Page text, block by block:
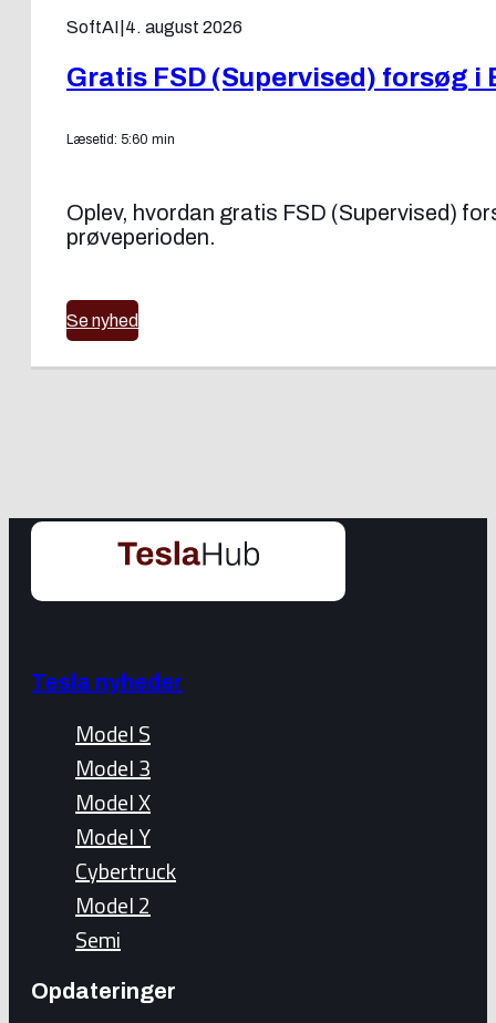
SoftAI 4. august 2026
Gratis FSD (Supervised) forsøg i
Læsetid: 5:60 min
Oplev, hvordan gratis FSD (Supervised)
prøveperioden.
Se nyhed
Tesla nyheder
Model S
Model 3
Model X
Model Y
Cybertruck
Model 2
Semi
Opdateringer